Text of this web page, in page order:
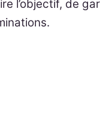
l’objectif, de